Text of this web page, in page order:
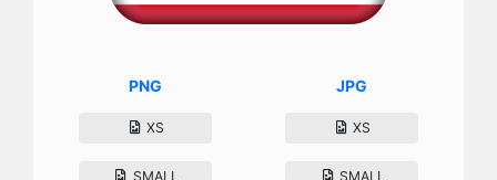
PNG
XS
SMALL
JPG
XS
SMALL